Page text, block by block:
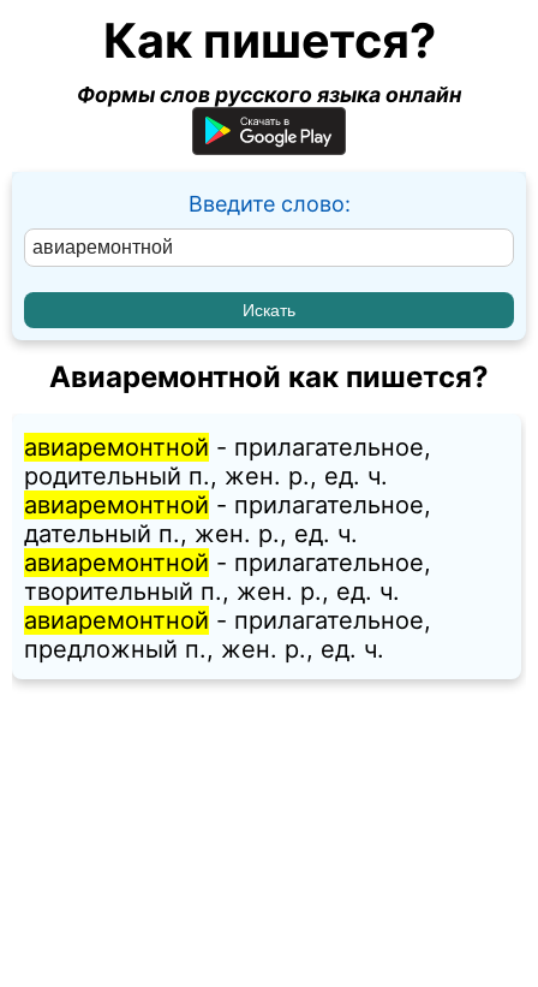
Как пишется?
Формы слов русского языка онлайн
Введите слово:
Авиаремонтной как пишется?
авиаремонтной - прилагательное,
родительный п., жен. p., ед. ч.
авиаремонтной - прилагательное,
дательный п., жен. p., ед. ч.
авиаремонтной - прилагательное,
творительный п., жен. p., ед. ч.
авиаремонтной - прилагательное,
предложный п., жен. p., ед. ч.